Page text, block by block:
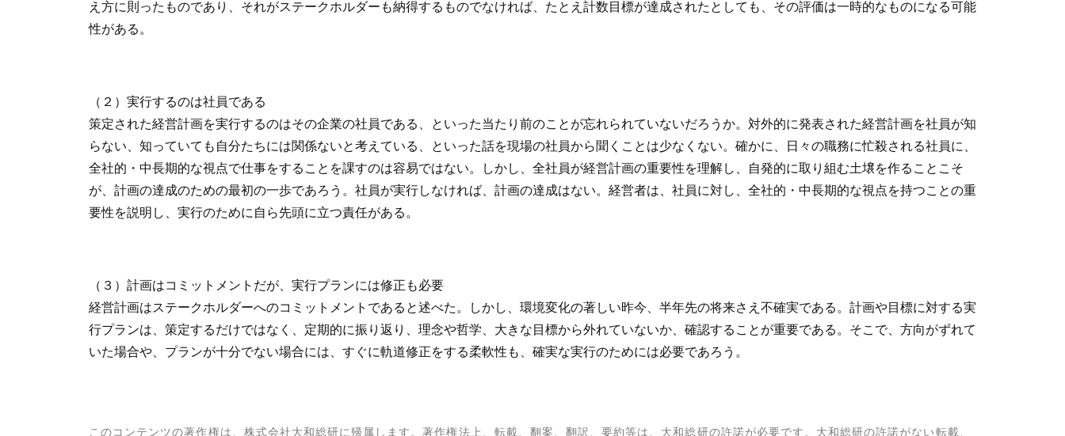
え方に則ったものであり、それがステークホルダーも納得するものでなければ、たとえ計数目標が達成されたとしても、その評価は一時的なものになる可能
性がある。
（２）実行するのは社員である
策定された経営計画を実行するのはその企業の社員である、といった当たり前のことが忘れられていないだろうか。対外的に発表された経営計画を社員が知
らない、知っていても自分たちには関係ないと考えている、といった話を現場の社員から聞くことは少なくない。確かに、日々の職務に忙殺される社員に、
全社的・中長期的な視点で仕事をすることを課すのは容易ではない。しかし、全社員が経営計画の重要性を理解し、自発的に取り組む土壌を作ることこそ
が、計画の達成のための最初の一歩であろう。社員が実行しなければ、計画の達成はない。経営者は、社員に対し、全社的・中長期的な視点を持つことの重
要性を説明し、実行のために自ら先頭に立つ責任がある。
（３）計画はコミットメントだが、実行プランには修正も必要
経営計画はステークホルダーへのコミットメントであると述べた。しかし、環境変化の著しい昨今、半年先の将来さえ不確実である。計画や目標に対する実
行プランは、策定するだけではなく、定期的に振り返り、理念や哲学、大きな目標から外れていないか、確認することが重要である。そこで、方向がずれて
いた場合や、プランが十分でない場合には、すぐに軌道修正をする柔軟性も、確実な実行のためには必要であろう。
このコンテンツの著作権は、株式会社大和総研に帰属します。著作権法上、転載、翻案、翻訳、要約等は、大和総研の許諾が必要です。大和総研の許諾がない転載、